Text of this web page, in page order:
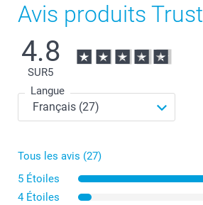
Avis produits
4.8
SUR5
Langue
Tous les avis (27)
5 Étoiles
4 Étoiles